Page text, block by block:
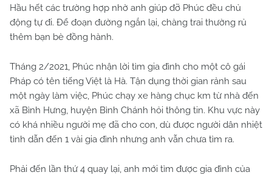
Hầu hết các trường hợp nhờ anh giúp đỡ Phúc đều chủ
động tự đi. Để đoạn đường ngắn lại, chàng trai thường rủ
thêm bạn bè đồng hành.
Tháng 2/2021, Phúc nhận lời tìm gia đình cho một cô gái
Pháp có tên tiếng Việt là Hà. Tận dụng thời gian rảnh sau
một ngày làm việc, Phúc chạy xe hàng chục km từ nhà đến
xã Bình Hưng, huyện Bình Chánh hỏi thông tin. Khu vực này
có khá nhiều người mẹ đã cho con, dù được người dân nhiệt
tình dẫn đến 1 vài gia đình nhưng anh vẫn chưa tìm ra.
Phải đến lần thứ 4 quay lại, anh mới tìm được gia đình của